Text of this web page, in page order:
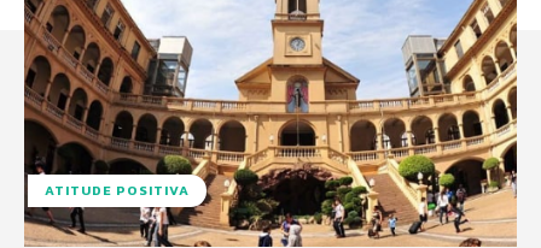
ATITUDE POSITIVA